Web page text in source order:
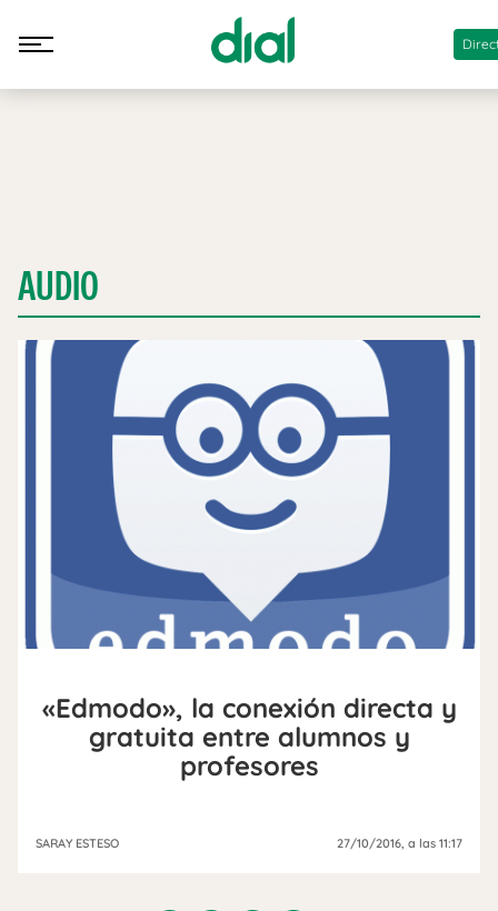
AUDIO
«Edmodo», la conexión directa y
gratuita entre alumnos y
profesores
SARAY ESTESO 27/10/2016 , a las 11:17